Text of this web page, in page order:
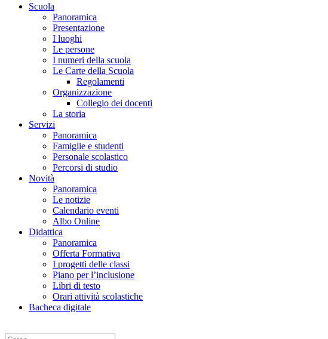
Scuola
Panoramica
Presentazione
I luoghi
Le persone
I numeri della scuola
Le Carte della Scuola
Regolamenti
Organizzazione
Collegio dei docenti
La storia
Servizi
Panoramica
Famiglie e studenti
Personale scolastico
Percorsi di studio
Novità
Panoramica
Le notizie
Calendario eventi
Albo Online
Didattica
Panoramica
Offerta Formativa
I progetti delle classi
Piano per l’inclusione
Libri di testo
Orari attività scolastiche
Bacheca digitale